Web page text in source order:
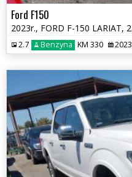
Ford F150
2.7 Benzyna KM 330 2023